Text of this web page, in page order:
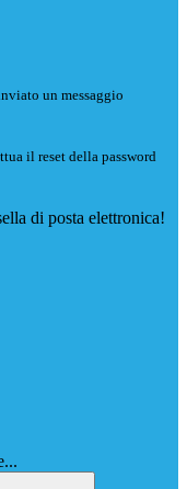
un messaggio
il reset della password
di posta elettronica!